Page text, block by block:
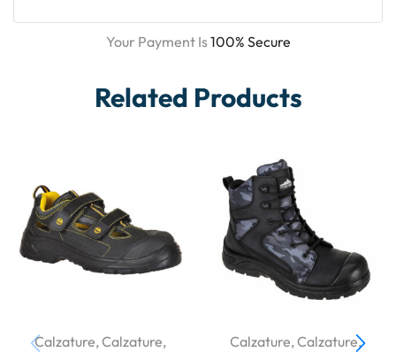
Your Payment Is100% Secure
Related Products
Calzature,Calzature,
Calzature,Calzature,